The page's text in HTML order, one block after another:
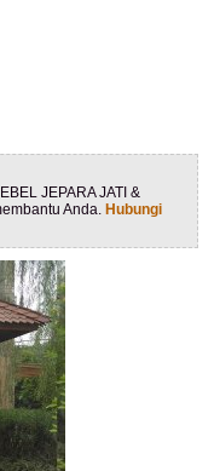
JEPARA JATI &
Anda. Hubungi